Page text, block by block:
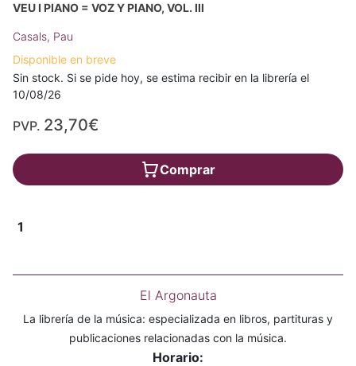
VEU I PIANO = VOZ Y PIANO, VOL. III
Casals, Pau
Disponible en breve
Sin stock. Si se pide hoy, se estima recibir en la librería el
10/08/26
PVP. 23,70€
Comprar
1
El Argonauta
La librería de la música: especializada en libros, partituras y
publicaciones relacionadas con la música.
Horario: